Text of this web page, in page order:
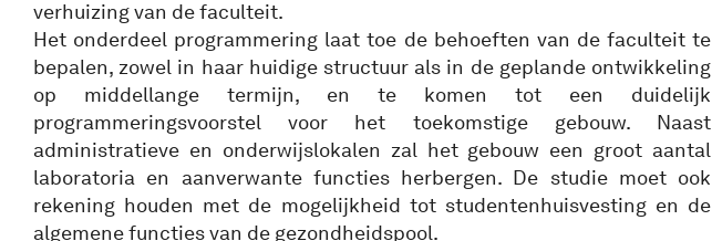
verhuizing van de faculteit.
Het onderdeel programmering laat toe de behoeften van de faculteit te
bepalen, zowel in haar huidige structuur als in de geplande ontwikkeling
op middellange termijn, en te komen tot een duidelijk
programmeringsvoorstel voor het toekomstige gebouw. Naast
administratieve en onderwijslokalen zal het gebouw een groot aantal
laboratoria en aanverwante functies herbergen. De studie moet ook
rekening houden met de mogelijkheid tot studentenhuisvesting en de
algemene functies van de gezondheidspool.